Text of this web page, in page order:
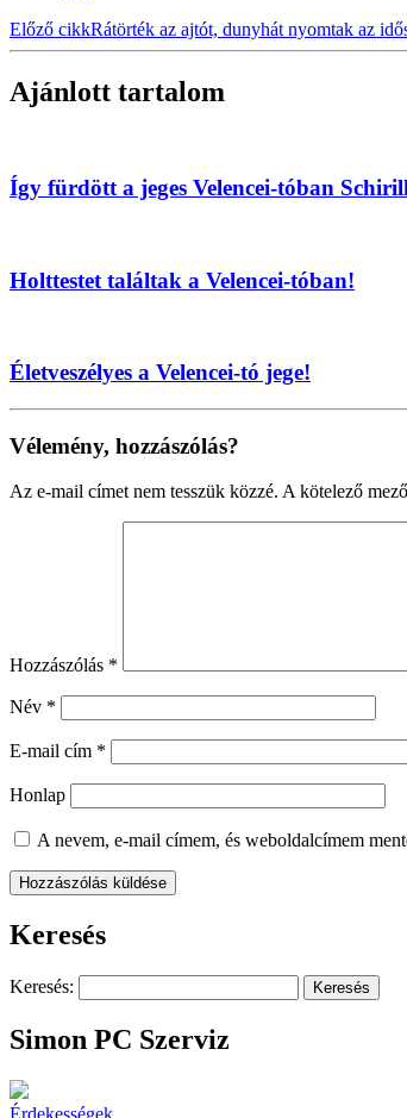
Előző cikkRátörték az ajtót, dunyhát nyomtak az
Ajánlott tartalom
Így fürdött a jeges Velencei-tóban
Holttestet találtak a Velencei-tóban!
Életveszélyes a Velencei-tó jege!
Vélemény, hozzászólás?
Az e-mail címet nem tesszük közzé. A kötelező
Hozzászólás *
Név *
E-mail cím *
Honlap
A nevem, e-mail címem, és weboldalcímem
Keresés
Keresés:
Simon PC Szerviz
Érdekességek